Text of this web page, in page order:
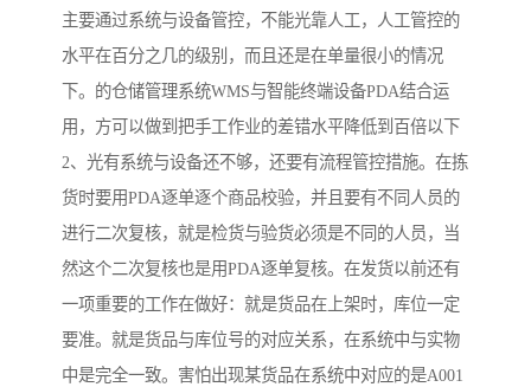
主要通过系统与设备管控，不能光靠人工，人工管控的
水平在百分之几的级别，而且还是在单量很小的情况
下。的仓储管理系统WMS与智能终端设备PDA结合运
用，方可以做到把手工作业的差错水平降低到百倍以下
2、光有系统与设备还不够，还要有流程管控措施。在拣
货时要用PDA逐单逐个商品校验，并且要有不同人员的
进行二次复核，就是检货与验货必须是不同的人员，当
然这个二次复核也是用PDA逐单复核。在发货以前还有
一项重要的工作在做好：就是货品在上架时，库位一定
要准。就是货品与库位号的对应关系，在系统中与实物
中是完全一致。害怕出现某货品在系统中对应的是A001